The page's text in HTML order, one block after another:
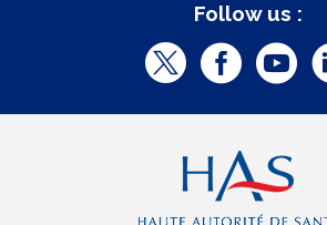
Follow us :
T
t
F
c
e
Y